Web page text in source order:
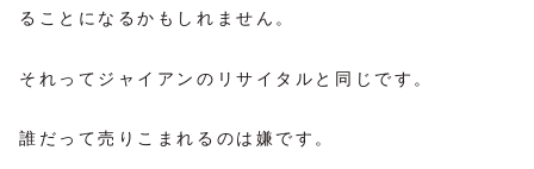
ることになるかもしれません。
それってジャイアンのリサイタルと同じです。
誰だって売りこまれるのは嫌です。